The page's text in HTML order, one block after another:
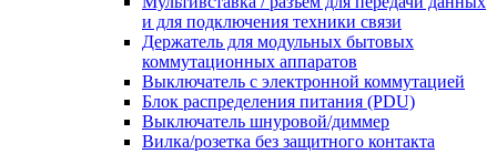
и для подключения техники связи
Держатель для модульных бытовых
коммутационных аппаратов
Выключатель с электронной коммутацией
Блок распределения питания (PDU)
Выключатель шнуровой/диммер
Вилка/розетка без защитного контакта